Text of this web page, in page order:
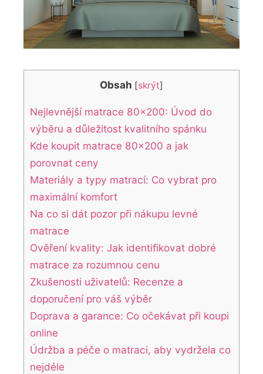
Obsah [skrýt]
Nejlevnější matrace 80×200: Úvod do
výběru a důležitost kvalitního spánku
Kde koupit matrace 80×200 a jak
porovnat ceny
Materiály a typy matrací: Co vybrat pro
maximální komfort
Na co si dát pozor při nákupu levné
matrace
Ověření kvality: Jak identifikovat dobré
matrace za rozumnou cenu
Zkušenosti uživatelů: Recenze a
doporučení pro váš výběr
Doprava a garance: Co očekávat při koupi
online
Údržba a péče o matraci, aby vydržela co
nejdéle